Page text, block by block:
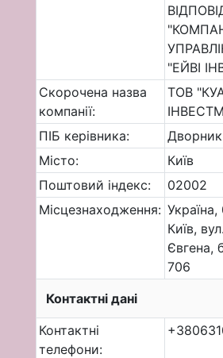
"ЕЙВІ
Скорочена назва
компанії:
ТОВ
ПІБ керівника:
Дворник
Місто:
Київ
Поштовий індекс:
02002
Місцезнаходження:
Київ,
Євгена,
706
Контактні дані
Контактні
телефони: